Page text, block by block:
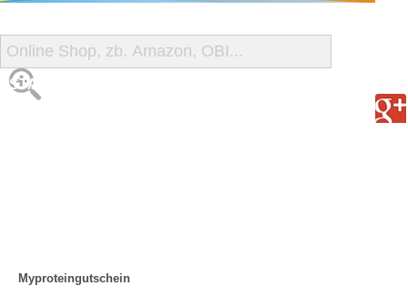
START
Myproteingutschein